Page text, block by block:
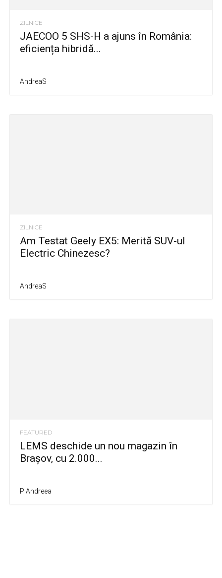
ZILNICE
JAECOO 5 SHS-H a ajuns în România:
eficiența hibridă...
AndreaS
ZILNICE
Am Testat Geely EX5: Merită SUV-ul
Electric Chinezesc?
AndreaS
FEATURED
LEMS deschide un nou magazin în
Brașov, cu 2.000...
P Andreea